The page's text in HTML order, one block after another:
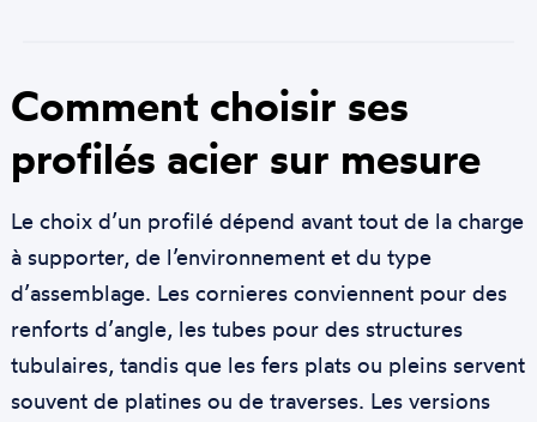
Comment choisir ses
profilés acier sur mesure
Le choix d’un profilé dépend avant tout de la charge
à supporter, de l’environnement et du type
d’assemblage. Les cornieres conviennent pour des
renforts d’angle, les tubes pour des structures
tubulaires, tandis que les fers plats ou pleins servent
souvent de platines ou de traverses. Les versions